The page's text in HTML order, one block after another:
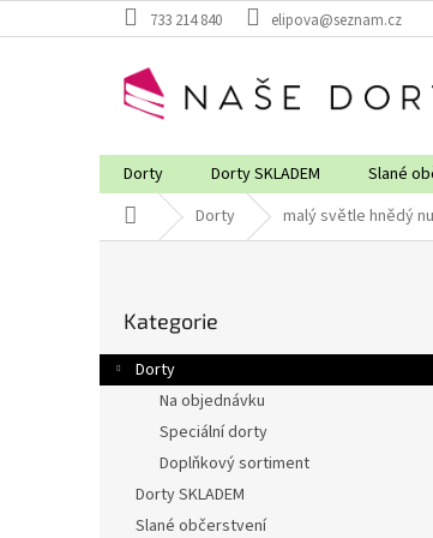
na
733 214 840 elipova@seznam.cz
Dorty Dorty SKLADEM Slané
Domů Dorty malý světle hnědý
r
a
kategorie
Kategorie
Dorty
Na objednávku
Speciální dorty
Doplňkový sortiment
Dorty SKLADEM
Slané občerstvení